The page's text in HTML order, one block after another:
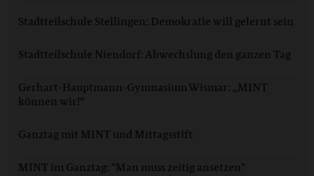
Stadtteilschule Stellingen: Demokratie will gelernt sein
Stadtteilschule Niendorf: Abwechslung den ganzen Tag
Gerhart-Hauptmann-Gymnasium Wismar: „MINT
können wir!“
Ganztag mit MINT und Mittagsstift
MINT im Ganztag: "Man muss zeitig ansetzen"